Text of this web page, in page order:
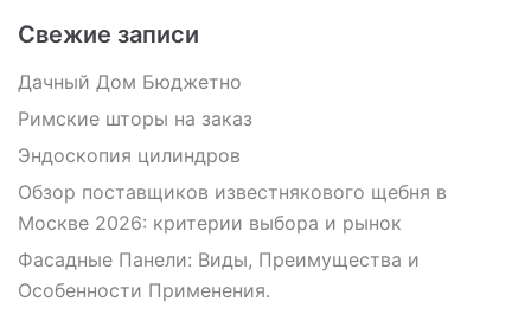
Свежие записи
Дачный Дом Бюджетно
Римские шторы на заказ
Эндоскопия цилиндров
Обзор поставщиков известнякового щебня в
Москве 2026: критерии выбора и рынок
Фасадные Панели: Виды, Преимущества и
Особенности Применения.